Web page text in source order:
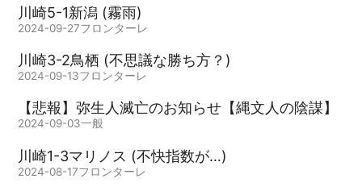
川崎5-1新潟 (霧雨)
2024-09-27フロンターレ
川崎3-2鳥栖 (不思議な勝ち方？)
2024-09-13フロンターレ
【悲報】弥生人滅亡のお知らせ【縄文人の陰謀】
2024-09-03一般
川崎1-3マリノス (不快指数が…)
2024-08-17フロンターレ